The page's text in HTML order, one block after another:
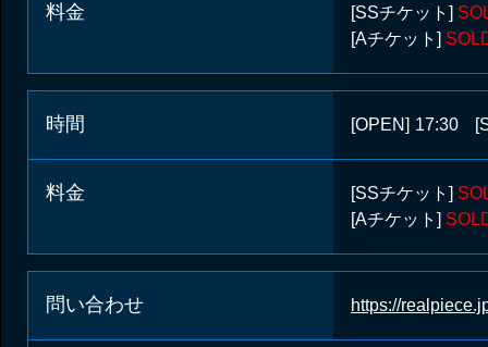
料金 [SSチケット]
[Aチケット]
時間 [OPEN] 17:30
料金 [SSチケット]
[Aチケット]
問い合わせ https://